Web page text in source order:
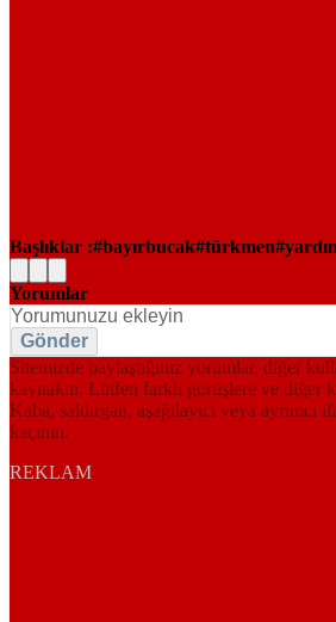
Başlıklar : bayırbucak türkmen
Yorumlar
Gönder
Sitemizde paylaştığınız yorumlar, diğer
kaynaktır. Lütfen farklı görüşlere ve diğer
Kaba, saldırgan, aşağılayıcı veya ayrımcı
kaçının.
REKLAM